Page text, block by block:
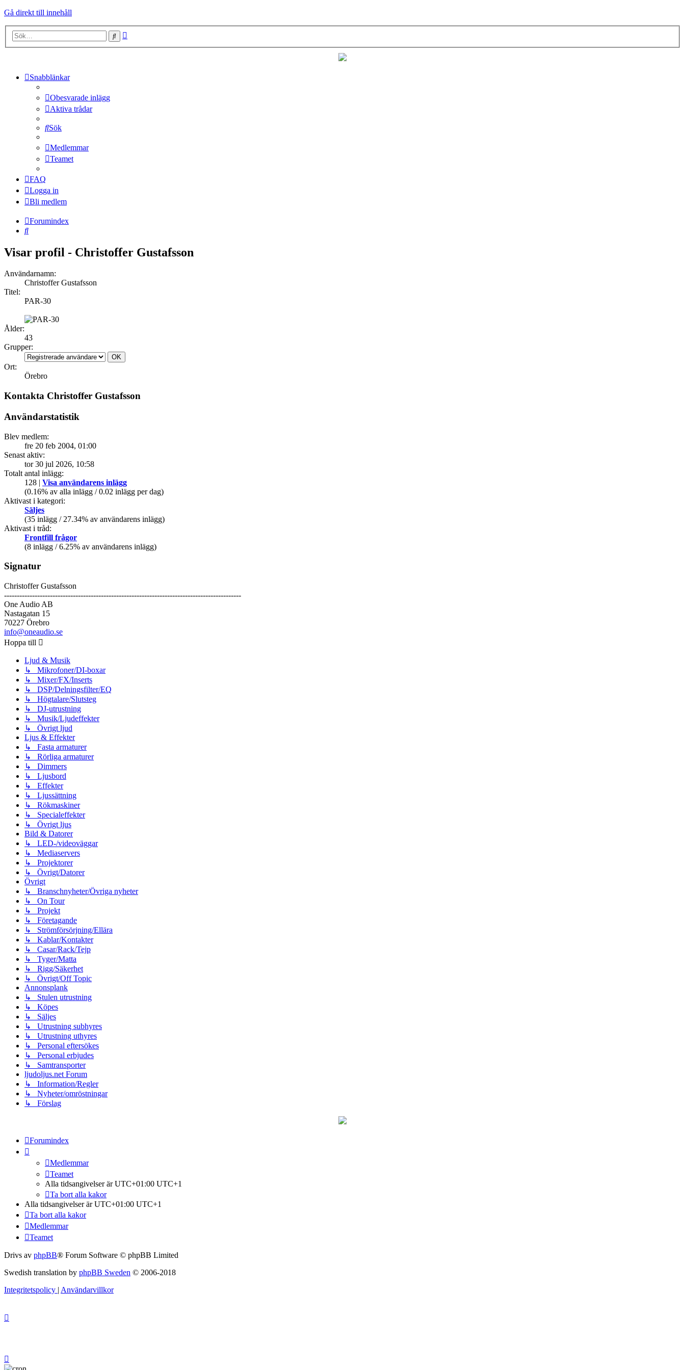
Gå direkt till innehåll
Sök
Snabblänkar
Obesvarade inlägg
Aktiva trådar
Sök
Medlemmar
Teamet
FAQ
Logga in
Bli medlem
Forumindex
Sök
Visar profil - Christoffer Gustafsson
Användarnamn:
Christoffer Gustafsson
Titel:
PAR-30
Ålder:
43
Grupper:
Ort:
Örebro
Kontakta Christoffer Gustafsson
Användarstatistik
Blev medlem:
fre 20 feb 2004, 01:00
Senast aktiv:
tor 30 jul 2026, 10:58
Totalt antal inlägg:
128 | Visa användarens inlägg
(0.16% av alla inlägg / 0.02 inlägg per dag)
Aktivast i kategori:
Säljes
(35 inlägg / 27.34% av användarens inlägg)
Aktivast i tråd:
Frontfill frågor
(8 inlägg / 6.25% av användarens inlägg)
Signatur
Christoffer Gustafsson
---------------------------------------------------------------------------------------------
One Audio AB
Nastagatan 15
70227 Örebro
info@oneaudio.se
Hoppa till
Ljud & Musik
↳ Mikrofoner/DI-boxar
↳ Mixer/FX/Inserts
↳ DSP/Delningsfilter/EQ
↳ Högtalare/Slutsteg
↳ DJ-utrustning
↳ Musik/Ljudeffekter
↳ Övrigt ljud
Ljus & Effekter
↳ Fasta armaturer
↳ Rörliga armaturer
↳ Dimmers
↳ Ljusbord
↳ Effekter
↳ Ljussättning
↳ Rökmaskiner
↳ Specialeffekter
↳ Övrigt ljus
Bild & Datorer
↳ LED-/videoväggar
↳ Mediaservers
↳ Projektorer
↳ Övrigt/Datorer
Övrigt
↳ Branschnyheter/Övriga nyheter
↳ On Tour
↳ Projekt
↳ Företagande
↳ Strömförsörjning/Ellära
↳ Kablar/Kontakter
↳ Casar/Rack/Tejp
↳ Tyger/Matta
↳ Rigg/Säkerhet
↳ Övrigt/Off Topic
Annonsplank
↳ Stulen utrustning
↳ Köpes
↳ Säljes
↳ Utrustning subhyres
↳ Utrustning uthyres
↳ Personal eftersökes
↳ Personal erbjudes
↳ Samtransporter
ljudoljus.net Forum
↳ Information/Regler
↳ Nyheter/omröstningar
↳ Förslag
Forumindex
Medlemmar
Teamet
Alla tidsangivelser är UTC+01:00 UTC+1
Ta bort alla kakor
Alla tidsangivelser är UTC+01:00 UTC+1
Ta bort alla kakor
Medlemmar
Teamet
Drivs av phpBB® Forum Software © phpBB Limited
Swedish translation by phpBB Sweden © 2006-2018
Integritetspolicy | Användarvillkor